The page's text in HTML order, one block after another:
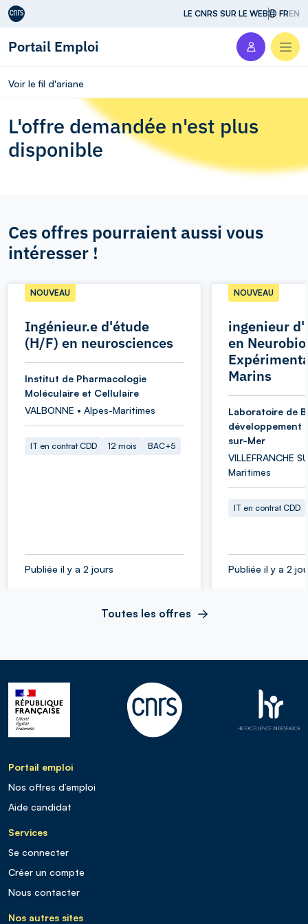
Aller au contenu LE CNRS SUR LE WEB FREN
Portail Emploi
Voir le fil d'ariane
L'offre demandée n'est plus
disponible
Ces offres pourraient aussi vous
intéresser !
Ingénieur.e d'étude
(H/F) en neurosciences
NOUVEAU
Institut de Pharmacologie
Moléculaire et Cellulaire
VALBONNE • Alpes-Maritimes
IT en contrat CDD 12 mois BAC+5
Publiée il y a 2 jours
ingenieur
en
Marins
NOUVEAU
Laboratoire de
développement
sur-Mer
VILLEFRANCHE
Maritimes
IT en contrat CDD
Publiée il y a 2
Toutes les offres
Portail emploi
Nos offres d’emploi
Aide candidat
Services
Se connecter
Créer un compte
Nous contacter
Nos autres sites